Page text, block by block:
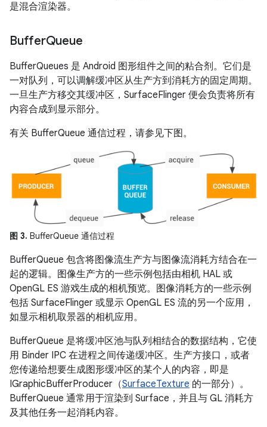
是混合渲染器。
BufferQueue
BufferQueues 是 Android 图形组件之间的粘合剂。它们是
一对队列，可以调解缓冲区从生产方到消耗方的固定周期。
一旦生产方移交其缓冲区，SurfaceFlinger 便会负责将所有
内容合成到显示部分。
有关 BufferQueue 通信过程，请参见下图。
图 3. BufferQueue 通信过程
BufferQueue 包含将图像流生产方与图像流消耗方结合在一
起的逻辑。图像生产方的一些示例包括由相机 HAL 或
OpenGL ES 游戏生成的相机预览。图像消耗方的一些示例
包括 SurfaceFlinger 或显示 OpenGL ES 流的另一个应用，
如显示相机取景器的相机应用。
BufferQueue 是将缓冲区池与队列相结合的数据结构，它使
用 Binder IPC 在进程之间传递缓冲区。生产方接口，或者
您传递给想要生成图形缓冲区的某个人的内容，即是
IGraphicBufferProducer（SurfaceTexture 的一部分）。
BufferQueue 通常用于渲染到 Surface，并且与 GL 消耗方
及其他任务一起消耗内容。